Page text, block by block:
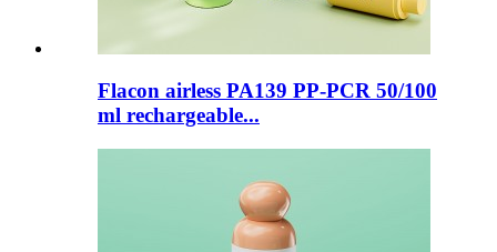
Flacon airless PA139 PP-PCR 50/100
ml rechargeable...